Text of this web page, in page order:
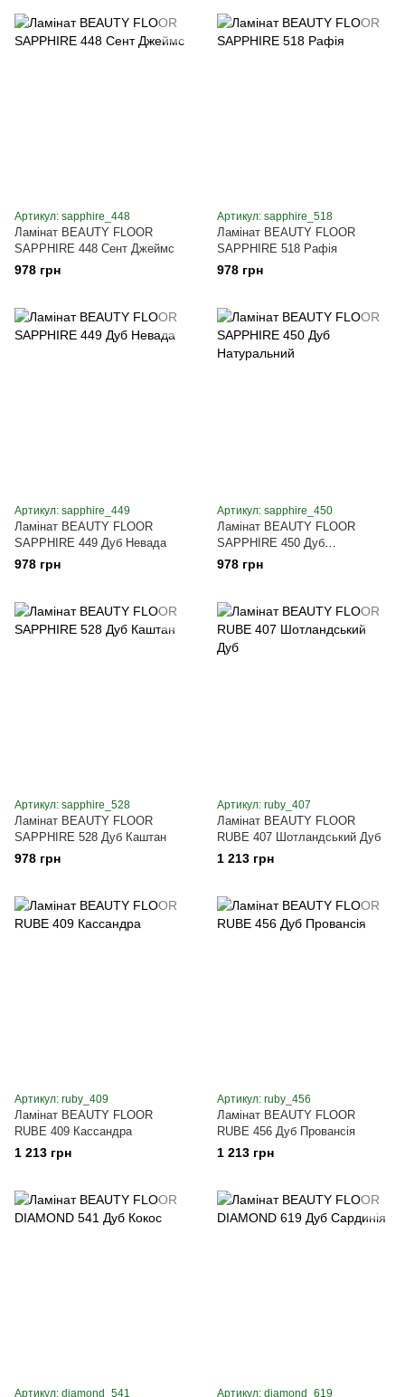
Артикул: sapphire_448
Ламінат BEAUTY FLOOR
SAPPHIRE 448 Сент Джеймс
978 грн
Артикул: sapphire_518
Ламінат BEAUTY FLOOR
SAPPHIRE 518 Рафія
978 грн
Артикул: sapphire_449
Ламінат BEAUTY FLOOR
SAPPHIRE 449 Дуб Невада
978 грн
Артикул: sapphire_450
Ламінат BEAUTY FLOOR
SAPPHIRE 450 Дуб
Натуральний
978 грн
Артикул: sapphire_528
Ламінат BEAUTY FLOOR
SAPPHIRE 528 Дуб Каштан
978 грн
Артикул: ruby_407
Ламінат BEAUTY FLOOR
RUBE 407 Шотландський Дуб
1 213 грн
Артикул: ruby_409
Ламінат BEAUTY FLOOR
RUBE 409 Кассандра
1 213 грн
Артикул: ruby_456
Ламінат BEAUTY FLOOR
RUBE 456 Дуб Провансія
1 213 грн
Артикул: diamond_541 Артикул: diamond_619